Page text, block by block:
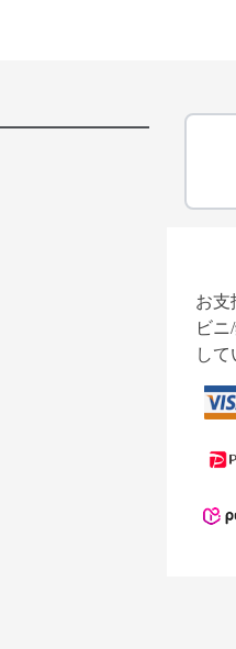
お支
ビ
して